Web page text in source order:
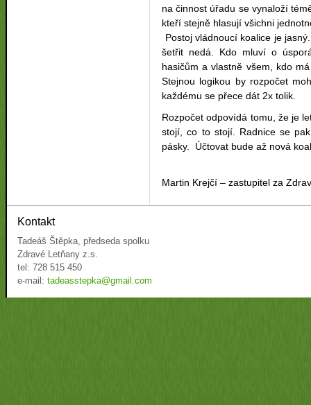
na činnost úřadu se vynaloží
kteří stejně hlasují všichni
Postoj vládnoucí koalice je
šetřit nedá. Kdo mluví o
hasičům a vlastně všem, kdo
Stejnou logikou by rozpočet
každému se přece dát 2x tolik.
Rozpočet odpovídá tomu, že je
stojí, co to stojí. Radnice se
pásky. Účtovat bude až nová
Martin Krejčí – zastupitel za
Kontakt
Tadeáš Štěpka, předseda spolku
Zdravé Letňany z.s.
tel: 728 515 450
e-mail: tadeasstepka@gmail.com